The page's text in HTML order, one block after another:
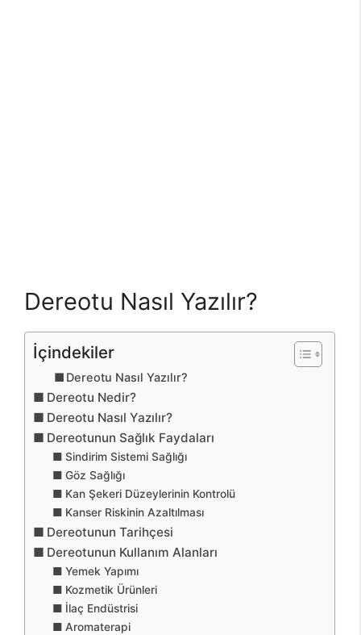
Dereotu Nasıl Yazılır?
İçindekiler
Dereotu Nasıl Yazılır?
Dereotu Nedir?
Dereotu Nasıl Yazılır?
Dereotunun Sağlık Faydaları
Sindirim Sistemi Sağlığı
Göz Sağlığı
Kan Şekeri Düzeylerinin Kontrolü
Kanser Riskinin Azaltılması
Dereotunun Tarihçesi
Dereotunun Kullanım Alanları
Yemek Yapımı
Kozmetik Ürünleri
İlaç Endüstrisi
Aromaterapi